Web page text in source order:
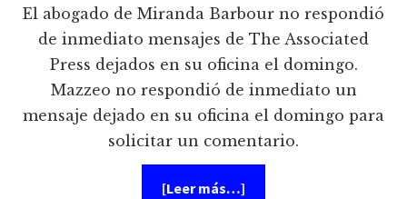
El abogado de Miranda Barbour no respondió
de inmediato mensajes de The Associated
Press dejados en su oficina el domingo.
Mazzeo no respondió de inmediato un
mensaje dejado en su oficina el domingo para
solicitar un comentario.
[Leer más…]